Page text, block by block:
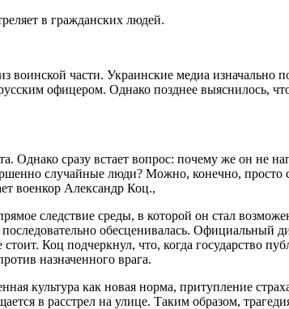
в гражданских людей.
части. Украинские медиа изначально
офицером. Однако позднее выяснилось,
сразу встает вопрос: почему же он не
случайные люди? Можно, конечно, просто
военкор Александр Коц.,
следствие среды, в которой он стал
обесценивалась. Официальный
Коц подчеркнул, что, когда государство
назначенного врага.
культура как новая норма, притупление
в расстрел на улице. Таким образом,